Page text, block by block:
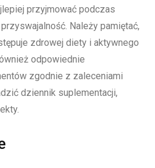
przyjmować podczas
Należy pamiętać,
zdrowej diety i aktywnego
odpowiednie
zgodnie z zaleceniami
dziennik suplementacji,